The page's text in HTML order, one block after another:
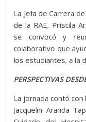
La Jefa de Carrera
de la RAE, Priscila
se convocó y
colaborativo que
los estudiantes, a la
PERSPECTIVAS
La jornada contó
Jacquelin Aranda